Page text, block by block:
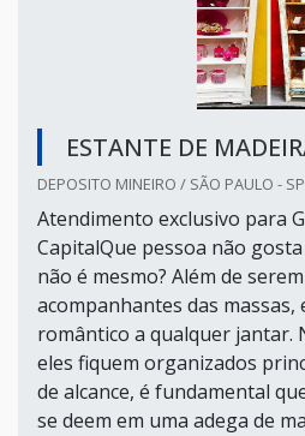
ESTANTE DE
DEPOSITO MINEIRO / SÃO PAULO - SP
Atendimento exclusivo para
CapitalQue pessoa não
não é mesmo? Além de
acompanhantes das massas,
romântico a qualquer jantar.
eles fiquem organizados
de alcance, é fundamental
se deem em uma adega de